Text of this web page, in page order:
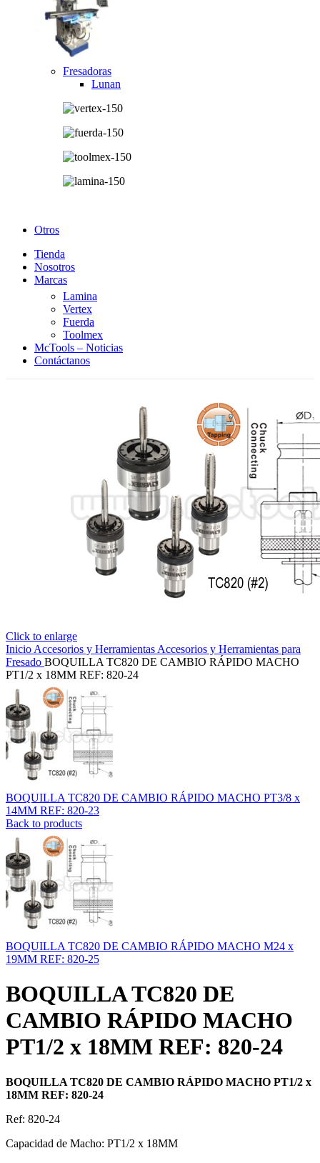
Fresadoras
Lunan
Otros
Tienda
Nosotros
Marcas
Lamina
Vertex
Fuerda
Toolmex
McTools – Noticias
Contáctanos
Click to enlarge
Inicio Accesorios y Herramientas Accesorios y Herramientas para
Fresado BOQUILLA TC820 DE CAMBIO RÁPIDO MACHO
PT1/2 x 18MM REF: 820-24
BOQUILLA TC820 DE CAMBIO RÁPIDO MACHO PT3/8 x
14MM REF: 820-23
Back to products
BOQUILLA TC820 DE CAMBIO RÁPIDO MACHO M24 x
19MM REF: 820-25
BOQUILLA TC820 DE
CAMBIO RÁPIDO MACHO
PT1/2 x 18MM REF: 820-24
BOQUILLA TC820 DE CAMBIO RÁPIDO MACHO PT1/2 x
18MM REF: 820-24
Ref: 820-24
Capacidad de Macho: PT1/2 x 18MM